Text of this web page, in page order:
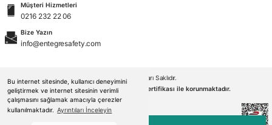
Bu internet sitesinde, kullanıcı deneyimini
geliştirmek ve internet sitesinin verimli
çalışmasını sağlamak amacıyla çerezler
kullanılmaktadır. Ayrıntıları İnceleyin
Müşteri Hizmetleri
0216 232 22 06
Bize Yazın
info@entegresafety.com
© 2026. Tüm Hakları Saklıdır.
Kredi kartı bilgileriniz 256bit SSL sertifikası ile korunmaktadır.